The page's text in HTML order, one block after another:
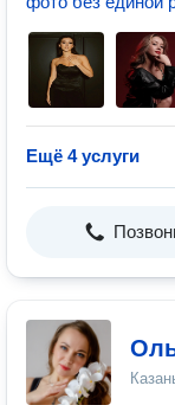
Ещё 4 услуги